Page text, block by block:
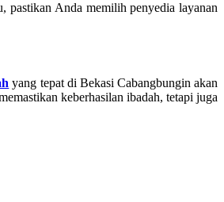
pastikan Anda memilih penyedia layanan
yang tepat di Bekasi Cabangbungin akan
keberhasilan ibadah, tetapi juga